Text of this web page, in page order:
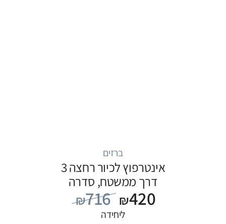
ברזים
אינטרפוץ לכיור רחצה 3
דרך ממשטח, סדרה
FLOW: כרום
₪716 ₪420
ליחידה